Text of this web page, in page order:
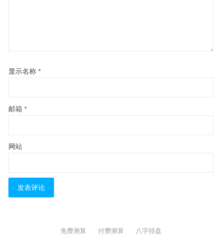
显示名称 *
邮箱 *
网站
免费测算 付费测算 八字排盘